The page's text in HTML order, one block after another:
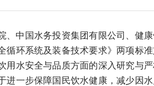
、中国水务投资集团有限公司、健
循环系统及装备技术要求》两项标
用水安全与品质方面的深入研究与
进一步保障国民饮水健康，减少因